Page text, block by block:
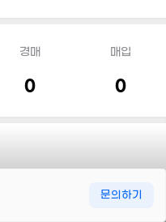
경매
0
매입
0
문의하기